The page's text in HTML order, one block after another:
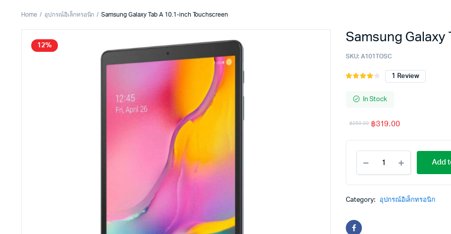
Home อุปกรณ์อิเล็กทรอนิก Samsung Galaxy Tab A 10.1-inch Touchscreen
12%
Samsung
SKU: A101TOSC
Rated
of 5
customer
1 Review
In Stock
฿359.00 ฿319.00
Add
Category: อุปกรณ์อิเล็กทรอนิก